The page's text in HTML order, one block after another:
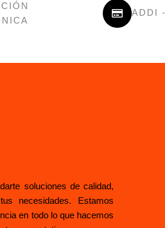
ADDI
soluciones de calidad,
necesidades. Estamos
en todo lo que hacemos